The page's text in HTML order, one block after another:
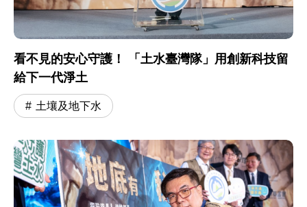
看不見的安心守護！ 「土水臺灣隊」用創新科技留
給下一代淨土
土壤及地下水